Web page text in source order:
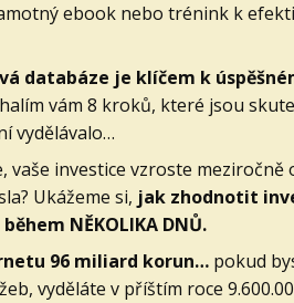
ebook nebo trénink k
databáze je klíčem k
vám 8 kroků, které jsou
vydělávalo…
vaše investice vzroste meziročně
Ukážeme si, jak zhodnotit
NĚKOLIKA DNŮ.
96 miliard korun… pokud
vyděláte v příštím roce